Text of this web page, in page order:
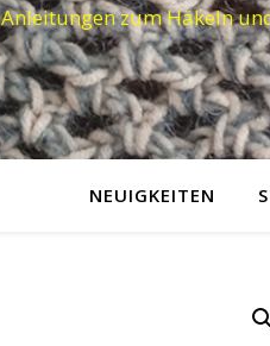
Anleitungen zum Häkeln
NEUIGKEITEN